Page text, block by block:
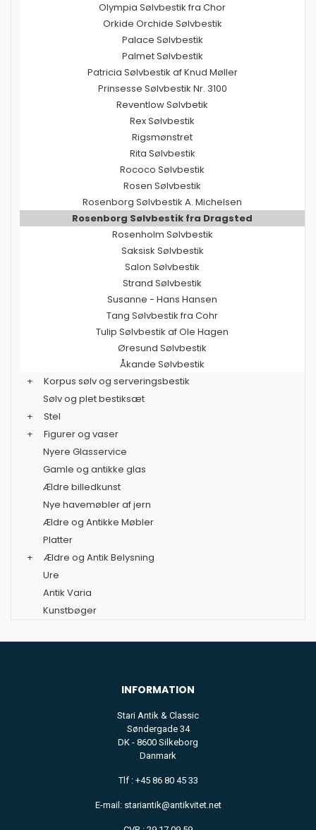
Olympia Sølvbestik fra Chor
Orkide Orchide Sølvbestik
Palace Sølvbestik
Palmet Sølvbestik
Patricia Sølvbestik af Knud Møller
Prinsesse Sølvbestik Nr. 3100
Reventlow Sølvbetik
Rex Sølvbestik
Rigsmønstret
Rita Sølvbestik
Rococo Sølvbestik
Rosen Sølvbestik
Rosenborg Sølvbestik A. Michelsen
Rosenborg Sølvbestik fra Dragsted
Rosenholm Sølvbestik
Saksisk Sølvbestik
Salon Sølvbestik
Strand Sølvbestik
Susanne - Hans Hansen
Tang Sølvbestik fra Cohr
Tulip Sølvbestik af Ole Hagen
Øresund Sølvbestik
Åkande Sølvbestik
+
Korpus sølv og serveringsbestik
Sølv og plet bestiksæt
+
Stel
+
Figurer og vaser
Nyere Glasservice
Gamle og antikke glas
Ældre billedkunst
Nye havemøbler af jern
Ældre og Antikke Møbler
Platter
+
Ældre og Antik Belysning
Ure
Antik Varia
Kunstbøger
INFORMATION
Stari Antik & Classic
Søndergade 34
DK - 8600 Silkeborg
Danmark
Tlf : +45 86 80 45 33
E-mail: stariantik@antikvitet.net